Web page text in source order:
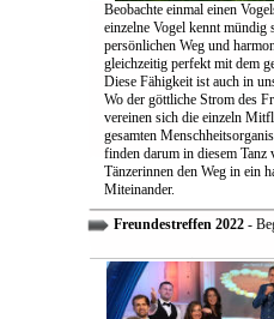
Beobachte einmal einen
einzelne Vogel kennt mündig
persönlichen Weg und
gleichzeitig perfekt mit dem
Diese Fähigkeit ist auch in
Wo der göttliche Strom des
vereinen sich die einzeln
gesamten
finden darum in diesem Tanz
Tänzerinnen den Weg in ein
Miteinander.
Freundestreffen 2022-